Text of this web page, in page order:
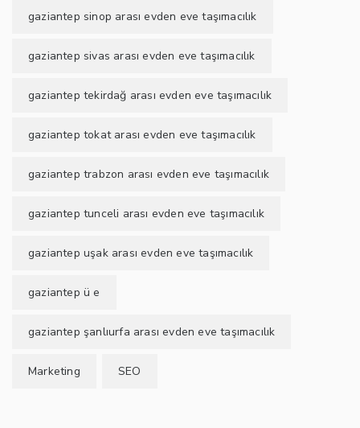
gaziantep sinop arası evden eve taşımacılık
gaziantep sivas arası evden eve taşımacılık
gaziantep tekirdağ arası evden eve taşımacılık
gaziantep tokat arası evden eve taşımacılık
gaziantep trabzon arası evden eve taşımacılık
gaziantep tunceli arası evden eve taşımacılık
gaziantep uşak arası evden eve taşımacılık
gaziantep ü e
gaziantep şanlıurfa arası evden eve taşımacılık
Marketing SEO